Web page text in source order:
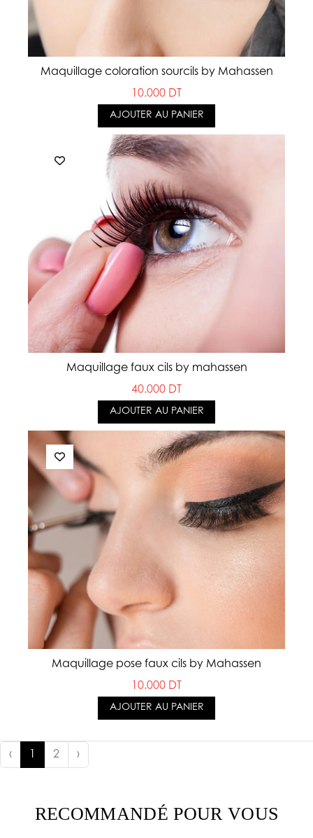
Maquillage coloration sourcils by Mahassen
10.000 DT
AJOUTER AU PANIER
Maquillage faux cils by mahassen
40.000 DT
AJOUTER AU PANIER
Maquillage pose faux cils by Mahassen
10.000 DT
AJOUTER AU PANIER
‹ 2 ›
RECOMMANDÉ POUR VOUS